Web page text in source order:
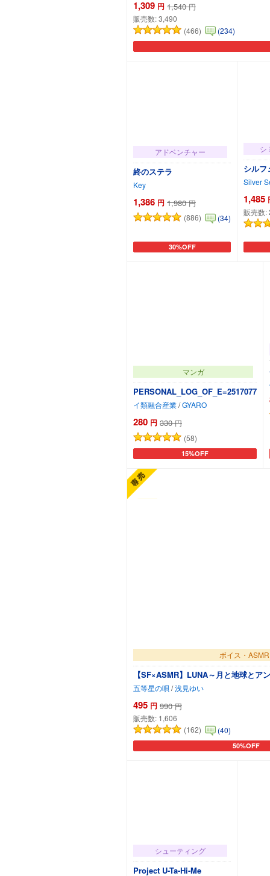
1,309 円 1,540 円
販売数:3,490
(466)
(234)
アドベンチャー
終のステラ
Key
1,386 円 1,980 円
(886)
(34)
30%OFF
カートに追加
シ
シルフ
Silver
1,485
販売数:
マンガ
PERSONAL_LOG_OF_E=2517077
イ類融合産業/GYARO
280 円 330 円
(58)
15%OFF
カートに追加
ボイス・ASMR
【SF×ASMR】LUNA～月と地球とア
五等星の唄 /浅見ゆい
495 円 990 円
販売数: 1,606
(162)
(40)
50%OFF
カートに追加
シューティング
Project U-Ta-Hi-Me